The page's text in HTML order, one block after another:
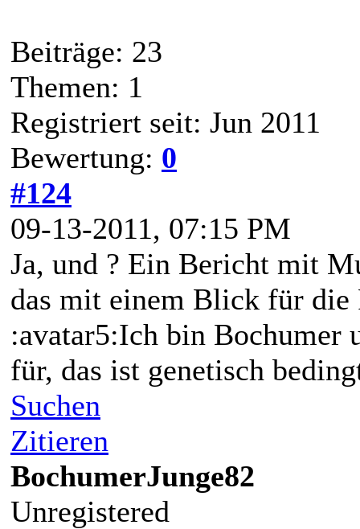
Beiträge: 23
Themen: 1
Registriert seit: Jun 2011
Bewertung: 0
#124
09-13-2011, 07:15 PM
Ja, und ? Ein Bericht mit
das mit einem Blick für die
:avatar5:Ich bin Bochumer
für, das ist genetisch
Suchen
Zitieren
BochumerJunge82
Unregistered